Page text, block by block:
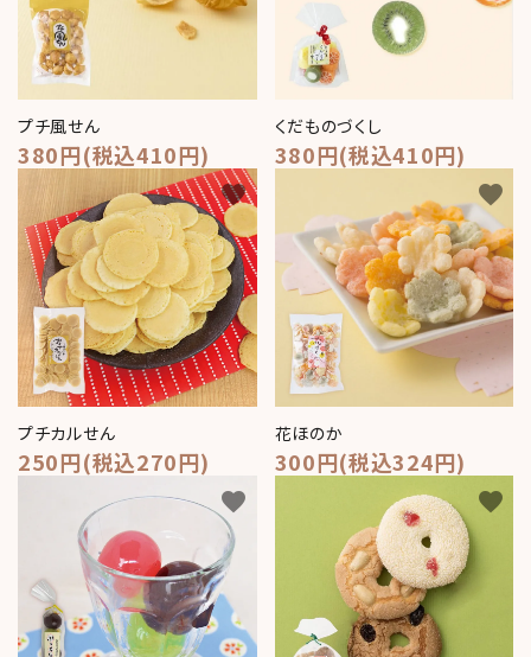
プチ風せん
380円(税込410円)
くだものづくし
380円(税込410円)
プチカルせん
250円(税込270円)
favorite
花ほのか
300円(税込324円)
favorite
favorite favorite